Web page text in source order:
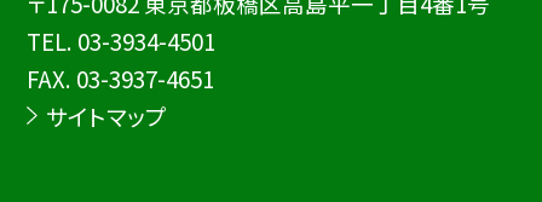
TEL. 03-3934-4501
FAX. 03-3937-4651
サイトマップ